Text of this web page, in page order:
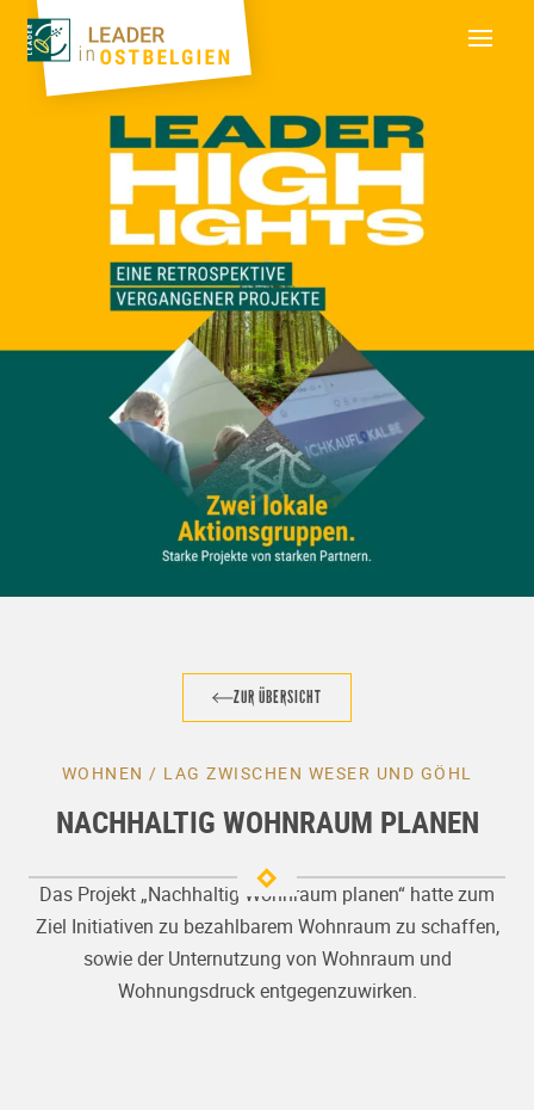
ZUR ÜBERSICHT
WOHNEN / LAG ZWISCHEN WESER UND GÖHL
NACHHALTIG WOHNRAUM PLANEN
Das Projekt „Nachhaltig Wohnraum planen“ hatte zum
Ziel Initiativen zu bezahlbarem Wohnraum zu schaffen,
sowie der Unternutzung von Wohnraum und
Wohnungsdruck entgegenzuwirken.